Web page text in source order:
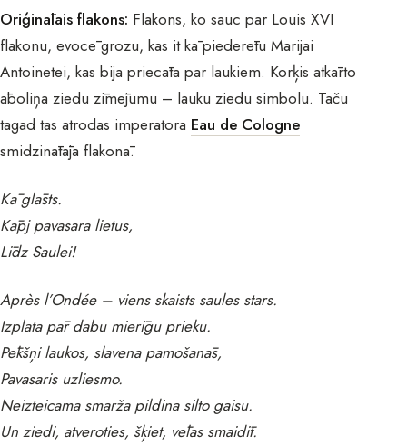
Oriģinālais flakons: Flakons, ko sauc par Louis XVI
flakonu, evocē grozu, kas it kā piederētu Marijai
Antoinetei, kas bija priecāta par laukiem. Korķis atkārto
āboliņa ziedu zīmējumu – lauku ziedu simbolu. Taču
tagad tas atrodas imperatora Eau de Cologne
smidzinātāja flakonā.
Kā glāsts.
Kāpj pavasara lietus,
Līdz Saulei!
Après l’Ondée – viens skaists saules stars.
Izplata pār dabu mierīgu prieku.
Pēkšņi laukos, slavena pamošanās,
Pavasaris uzliesmo.
Neizteicama smarža pildina silto gaisu.
Un ziedi, atveroties, šķiet, vēlas smaidīt.